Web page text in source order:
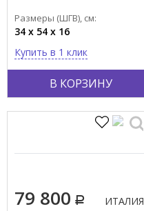
В КОРЗИНУ
Размеры (ШГВ), см:
34 x 54 x 16
Купить в 1 клик
79 800 ИТАЛИЯ